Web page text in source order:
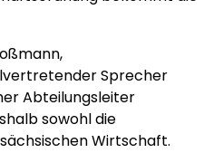
Sprecher
Abteilungsleiter
sowohl die
Wirtschaft.